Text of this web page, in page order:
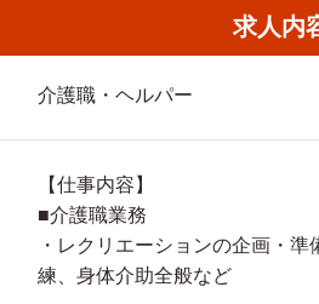
求人内
介護職・ヘルパー
【仕事内容】
■介護職業務
・レクリエーションの企画・
練、身体介助全般など